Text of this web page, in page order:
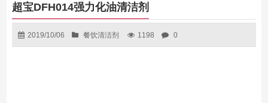
超宝DFH014强力化油清洁剂
2019/10/06 餐饮清洁剂 1198 0